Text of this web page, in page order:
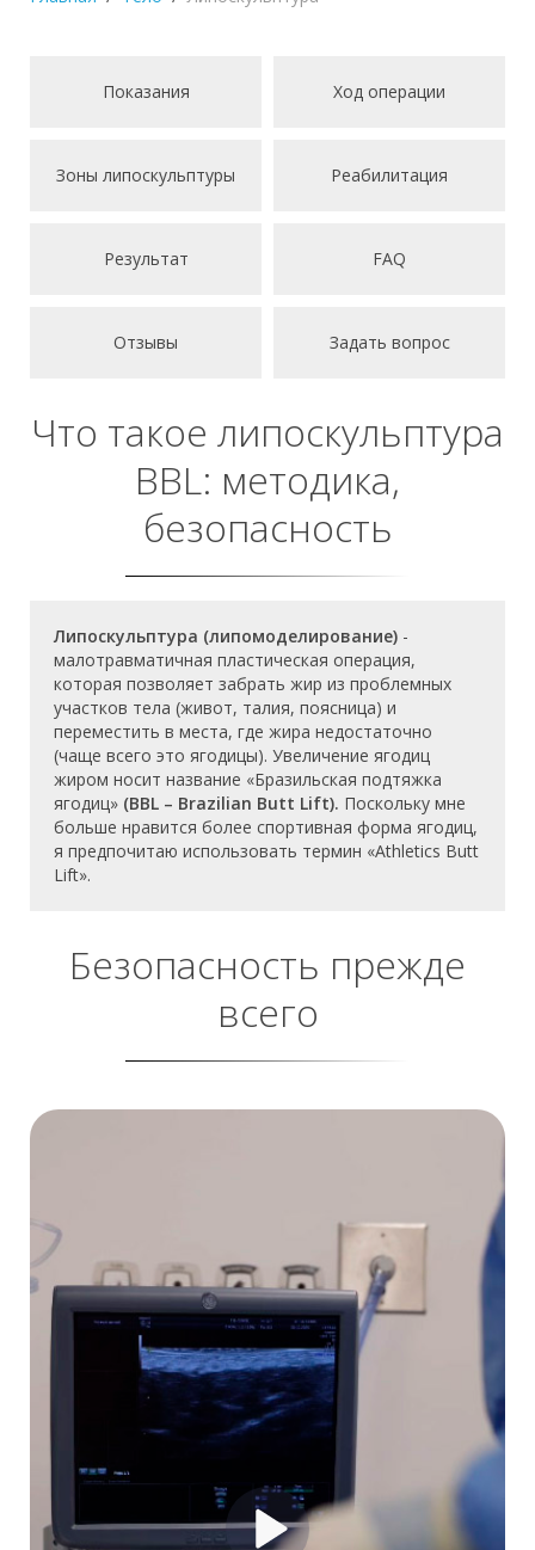
Показания Ход операции
Зоны липоскульптуры Реабилитация
Результат FAQ
Отзывы Задать вопрос
Что такое липоскульптура
BBL: методика,
безопасность
Липоскульптура (липомоделирование) -
малотравматичная пластическая операция,
которая позволяет забрать жир из проблемных
участков тела (живот, талия, поясница) и
переместить в места, где жира недостаточно
(чаще всего это ягодицы). Увеличение ягодиц
жиром носит название «Бразильская подтяжка
ягодиц» (BBL – Brazilian Butt Lift). Поскольку мне
больше нравится более спортивная форма ягодиц,
я предпочитаю использовать термин «Athletics Butt
Lift».
Безопасность прежде
всего